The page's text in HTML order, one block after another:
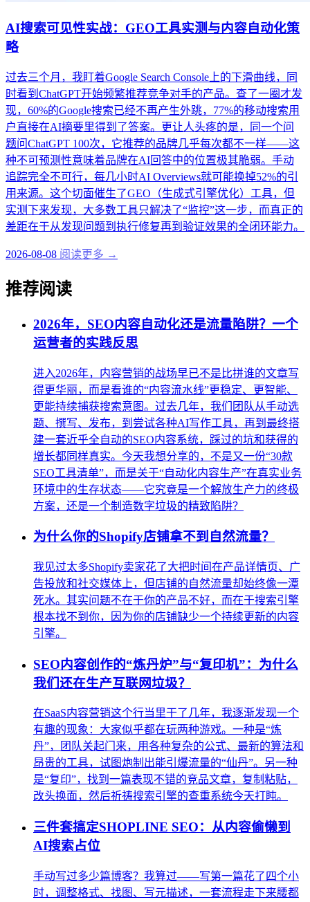
AI搜索可见性实战：GEO工具实测与内容自动化策
略
过去三个月，我盯着Google Search Console上的下滑曲线，同
时看到ChatGPT开始频繁推荐竞争对手的产品。查了一圈才发
现，60%的Google搜索已经不再产生外跳，77%的移动搜索用
户直接在AI摘要里得到了答案。更让人头疼的是，同一个问
题问ChatGPT 100次，它推荐的品牌几乎每次都不一样——这
种不可预测性意味着品牌在AI回答中的位置极其脆弱。手动
追踪完全不可行，每几小时AI Overviews就可能换掉52%的引
用来源。这个切面催生了GEO（生成式引擎优化）工具，但
实测下来发现，大多数工具只解决了“监控”这一步，而真正的
差距在于从发现问题到执行修复再到验证效果的全闭环能力。
2026-08-08 阅读更多 →
推荐阅读
2026年，SEO内容自动化还是流量陷阱？一个
运营者的实践反思
进入2026年，内容营销的战场早已不是比拼谁的文章写
得更华丽，而是看谁的“内容流水线”更稳定、更智能、
更能持续捕获搜索意图。过去几年，我们团队从手动选
题、撰写、发布，到尝试各种AI写作工具，再到最终搭
建一套近乎全自动的SEO内容系统，踩过的坑和获得的
增长都同样真实。今天我想分享的，不是又一份“30款
SEO工具清单”，而是关于“自动化内容生产”在真实业务
环境中的生存状态——它究竟是一个解放生产力的终极
方案，还是一个制造数字垃圾的精致陷阱？
为什么你的Shopify店铺拿不到自然流量？
我见过太多Shopify卖家花了大把时间在产品详情页、广
告投放和社交媒体上，但店铺的自然流量却始终像一潭
死水。其实问题不在于你的产品不好，而在于搜索引擎
根本找不到你，因为你的店铺缺少一个持续更新的内容
引擎。
SEO内容创作的“炼丹炉”与“复印机”：为什么
我们还在生产互联网垃圾？
在SaaS内容营销这个行当里干了几年，我逐渐发现一个
有趣的现象：大家似乎都在玩两种游戏。一种是“炼
丹”，团队关起门来，用各种复杂的公式、最新的算法和
昂贵的工具，试图炮制出能引爆流量的“仙丹”。另一种
是“复印”，找到一篇表现不错的竞品文章，复制粘贴，
改头换面，然后祈祷搜索引擎的查重系统今天打盹。
三件套搞定SHOPLINE SEO：从内容偷懒到
AI搜索占位
手动写过多少篇博客？我算过——写第一篇花了四个小
时，调整格式、找图、写元描述，一套流程走下来腰都